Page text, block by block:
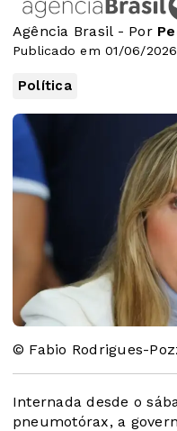
Agência Brasil - Por
Publicado em 01/06/2026
Política
© Fabio Rodrigues-
Internada desde o
pneumotórax, a